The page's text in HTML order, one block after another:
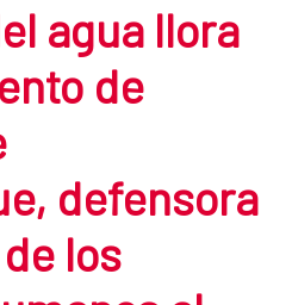
agua llora
de
defensora
los